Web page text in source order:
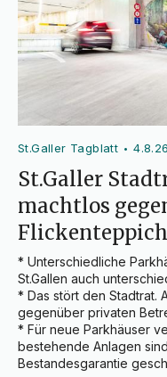
St.Galler Tagblatt •4.8.26
St.Galler
machtlos
Flickenteppich
* Unterschiedliche
St.Gallen auch
* Das stört den Stadtrat.
gegenüber privaten
* Für neue Parkhäuser
bestehende Anlagen
Bestandesgarantie